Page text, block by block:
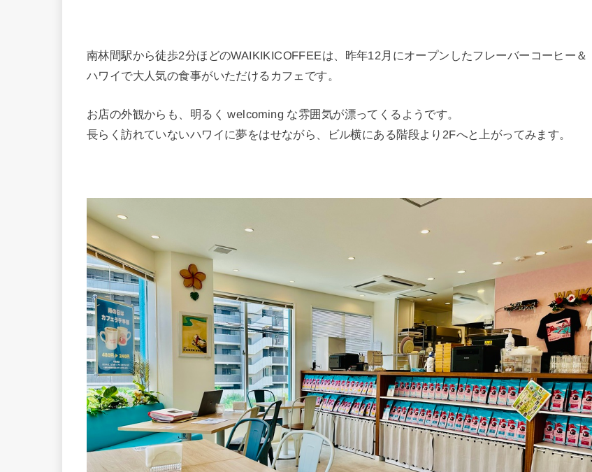
南林間駅から徒歩2分ほどのWAIKIKICOFFEEは、昨年12月にオープンしたフレーバーコーヒー＆
ハワイで大人気の食事がいただけるカフェです。
お店の外観からも、明るく welcoming な雰囲気が漂ってくるようです。
長らく訪れていないハワイに夢をはせながら、ビル横にある階段より2Fへと上がってみます。